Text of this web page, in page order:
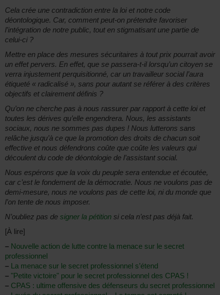
Cela crée une contradiction entre la loi et notre code
déontologique. Car, comment peut-on prétendre favoriser
l’intégration de notre public, tout en stigmatisant une partie de
celui-ci ?
Mettre en place des mesures sécuritaires à tout prix pourrait avoir
un effet pervers. En effet, que se passera-t-il lorsqu’un citoyen se
verra injustement perquisitionné, car un travailleur social l’aura
étiqueté « radicalisé », sans pour autant se référer à des critères
objectifs et clairement définis ?
Qu’on ne cherche pas à nous rassurer par rapport à cette loi et
toutes les dérives qu’elle engendrera. Nous, les assistants
sociaux, nous ne sommes pas dupes ! Nous lutterons sans
relâche jusqu’à ce que la promotion des droits de chacun soit
effective et nous défendrons coûte que coûte les valeurs qui
découlent du code de déontologie de l’assistant social.
Nous espérons que la voix du peuple sera entendue et écoutée,
car c’est le fondement de la démocratie. Nous ne voulons pas de
demi-mesure, nous ne voulons pas de cette loi, ni du monde que
l’on tente de nous imposer.
N’oubliez pas de signer la pétition si cela n’est pas déjà fait.
[À lire]
– Nouvelle action de lutte contre la menace sur le secret
professionnel
– La menace sur le secret professionnel s’étend
– "Petite victoire" pour le secret professionnel des CPAS !
– CPAS : ultime offensive des défenseurs du secret professionnel